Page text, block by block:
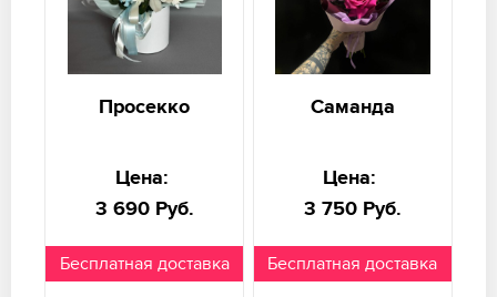
Просекко
Цена:
3 690 Руб.
Бесплатная доставка
Саманда
Цена:
3 750 Руб.
Бесплатная доставка